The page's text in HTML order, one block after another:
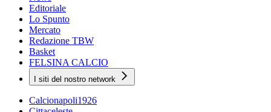
Editoriale
Lo Spunto
Mercato
Redazione TBW
Basket
FELSINA CALCIO
I siti del nostro network
Calcionapoli1926